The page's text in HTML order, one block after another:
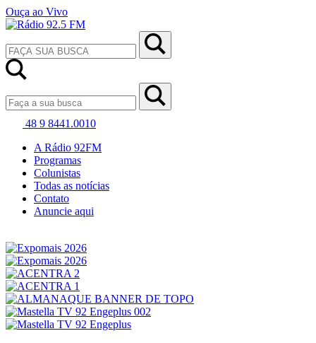
Ouça ao Vivo
48 9 8441.0010
A Rádio 92FM
Programas
Colunistas
Todas as notícias
Contato
Anuncie aqui